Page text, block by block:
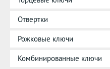
Отвертки
Рожковые ключи
Комбинированные ключи